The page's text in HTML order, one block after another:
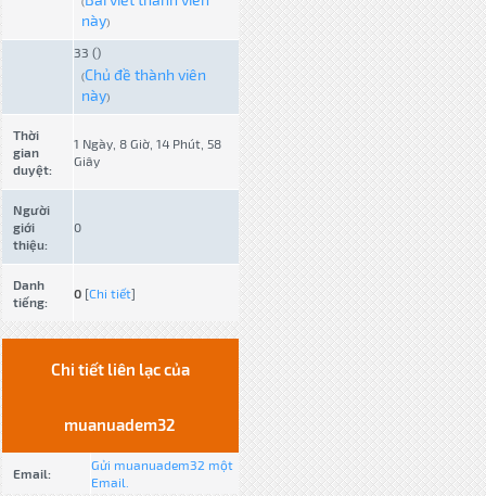
này)
33 ()
(Chủ đề thành viên
này)
Thời
gian
duyệt:
1 Ngày, 8 Giờ, 14 Phút, 58
Giây
Người
giới
thiệu:
0
Danh
tiếng:
0 [Chi tiết]
Chi tiết liên lạc của
muanuadem32
Email:
Gửi muanuadem32 một
Email.